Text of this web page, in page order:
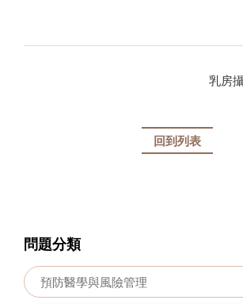
乳房
回到列表
問題分類
預防醫學與風險管理